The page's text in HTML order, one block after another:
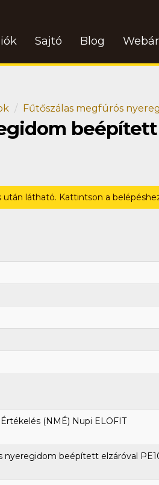
Sajtó Blog
Fűtőszálas megfúrós
beépített
látható. Kattintson a
(NMÉ) Nupi ELOFIT
beépített elzáróval